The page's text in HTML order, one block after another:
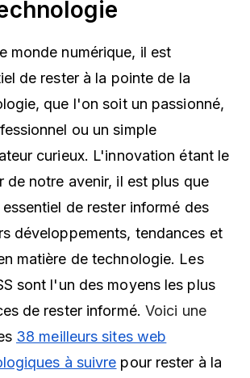
monde numérique, il est
de rester à la pointe de la
que l'on soit un passionné,
ou un simple
curieux. L'innovation étant le
de notre avenir, il est plus que
essentiel de rester informé des
développements, tendances et
matière de technologie. Les
sont l'un des moyens les plus
de rester informé. Voici une
38 meilleurs sites web
à suivre pour rester à la